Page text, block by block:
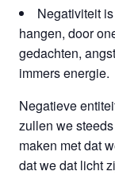
Negativiteit
hangen, door
gedachten,
immers energie.
Negatieve
zullen we
maken met dat
dat we dat licht